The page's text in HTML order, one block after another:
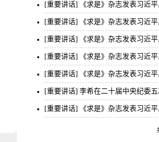
[重要讲话] 《求是》杂志发表习近
[重要讲话] 《求是》杂志发表习近
[重要讲话] 《求是》杂志发表习近
[重要讲话] 《求是》杂志发表习近
[重要讲话] 《求是》杂志发表习近
[重要讲话] 李希在二十届中央纪委
[重要讲话] 《求是》杂志发表习近